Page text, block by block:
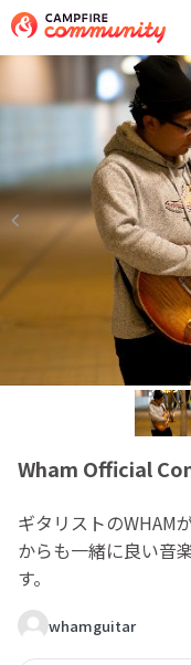
Wham Official
ギタリストのWHAM
からも一緒に良い音
す。
whamguitar